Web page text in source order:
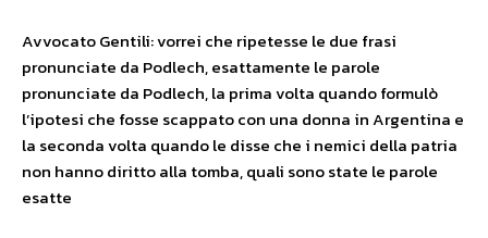
Avvocato Gentili: vorrei che ripetesse le due frasi
pronunciate da Podlech, esattamente le parole
pronunciate da Podlech, la prima volta quando formulò
l’ipotesi che fosse scappato con una donna in Argentina e
la seconda volta quando le disse che i nemici della patria
non hanno diritto alla tomba, quali sono state le parole
esatte